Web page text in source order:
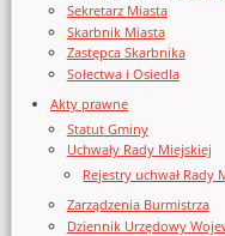
Sekretarz Miasta
Skarbnik Miasta
Zastępca Skarbnika
Sołectwa i Osiedla
Akty prawne
Statut Gminy
Uchwały Rady Miejskiej
Rejestry uchwał Rady
Zarządzenia Burmistrza
Dziennik Urzędowy